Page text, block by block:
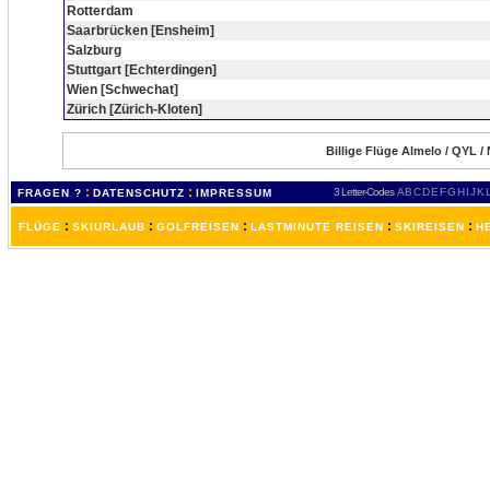
Rotterdam
Saarbrücken [Ensheim]
Salzburg
Stuttgart [Echterdingen]
Wien [Schwechat]
Zürich [Zürich-Kloten]
Billige Flüge Almelo / QYL /
FRAGEN ? : DATENSCHUTZ : IMPRESSUM 3 Letter-Codes ABCDEFGH IJKL
FLÜGE : SKIURLAUB : GOLFREISEN : LASTMINUTE REISEN : SKIREISEN :